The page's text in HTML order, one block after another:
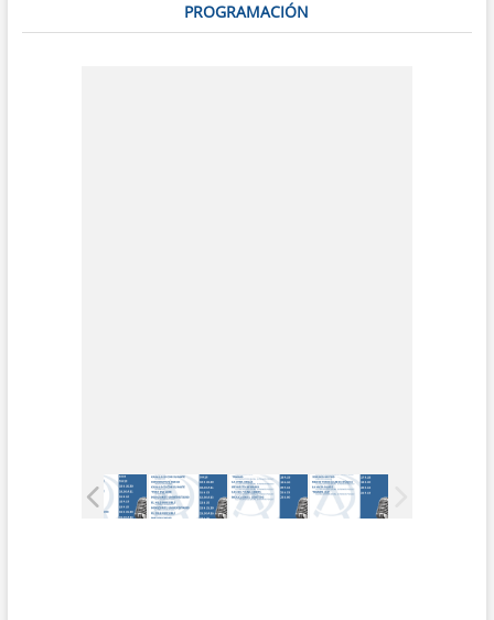
PROGRAMACIÓN